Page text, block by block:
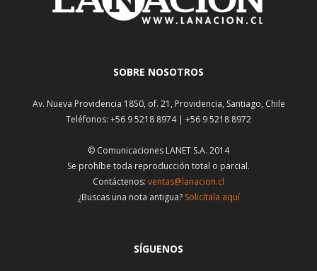
SOBRE NOSOTROS
Av. Nueva Providencia 1850, of. 21, Providencia, Santiago, Chile
Teléfonos: +56 9 5218 8974 | +56 9 5218 8972
© Comunicaciones LANET S.A. 2014
Se prohíbe toda reproducción total o parcial.
Contáctenos: ventas@lanacion.cl
¿Buscas una nota antigua? Solicítala aquí
SÍGUENOS